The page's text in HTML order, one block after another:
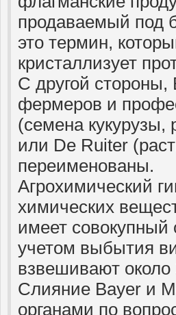
продаваемый под
это термин,
кристаллизует
С другой стороны,
фермеров и
(семена кукурузы,
или De Ruiter
переименованы.
Агрохимический
химических
имеет совокупный
учетом выбытия
взвешивают
Слияние Bayer и
органами по